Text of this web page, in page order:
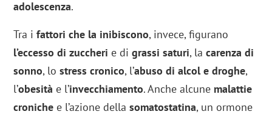
adolescenza.
Tra ifattori che la inibiscono, invece, figurano
l’eccesso di zuccheri e digrassi saturi, lacarenza di
sonno, lostress cronico, l’abuso di alcol e droghe,
l’obesità e l’invecchiamento. Anche alcune malattie
croniche e l’azione dellasomatostatina, un ormone